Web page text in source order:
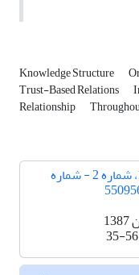
Knowledge Structure
Trust-Based Relations
Relationship
دوره 1، شماره 2 - شماره
35-56